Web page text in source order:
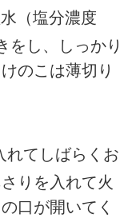
（塩分濃度
をし、しっかり
のこは薄切り
てしばらくお
りを入れて火
口が開いてく